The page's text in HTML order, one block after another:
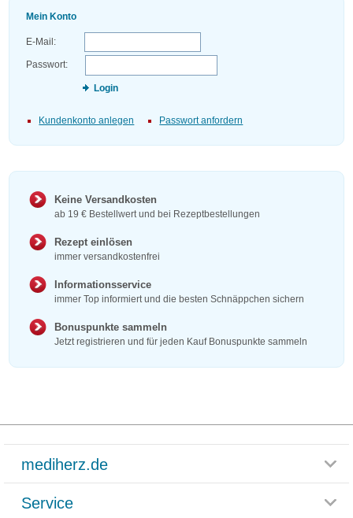
Mein Konto
E-Mail:
Passwort:
Login
Kundenkonto anlegen Passwort anfordern
Keine Versandkosten
ab 19 € Bestellwert und bei Rezeptbestellungen
Rezept einlösen
immer versandkostenfrei
Informationsservice
immer Top informiert und die besten Schnäppchen sichern
Bonuspunkte sammeln
Jetzt registrieren und für jeden Kauf Bonuspunkte sammeln
mediherz.de
Glossar
Service